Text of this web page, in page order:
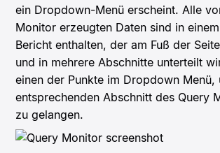
ein Dropdown-Menü erscheint. Alle
Monitor erzeugten Daten sind in
Bericht enthalten, der am Fuß der
und in mehrere Abschnitte unterteilt
einen der Punkte im Dropdown Menü,
entsprechenden Abschnitt des Query
zu gelangen.